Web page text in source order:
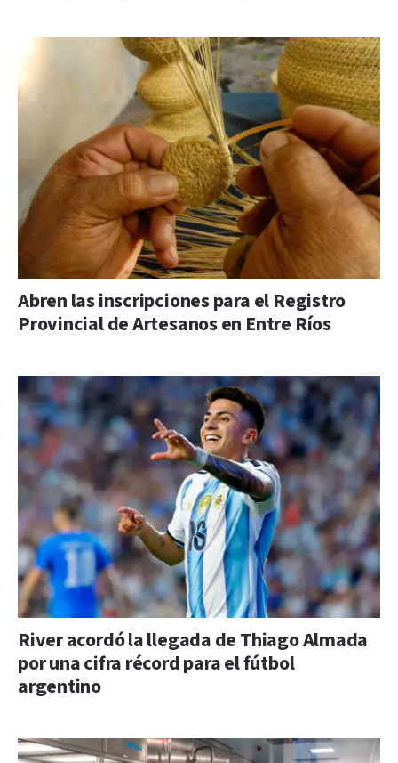
Abren las inscripciones para el Registro
Provincial de Artesanos en Entre Ríos
River acordó la llegada de Thiago Almada
por una cifra récord para el fútbol
argentino